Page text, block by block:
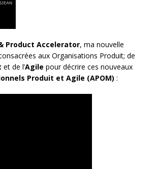
Product Accelerator, ma nouvelle
aux Organisations Produit; de
et de l’Agile pour décrire ces nouveaux
Produit et Agile (APOM) :